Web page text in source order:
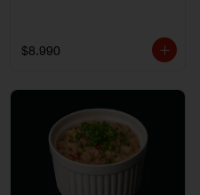
$8.990